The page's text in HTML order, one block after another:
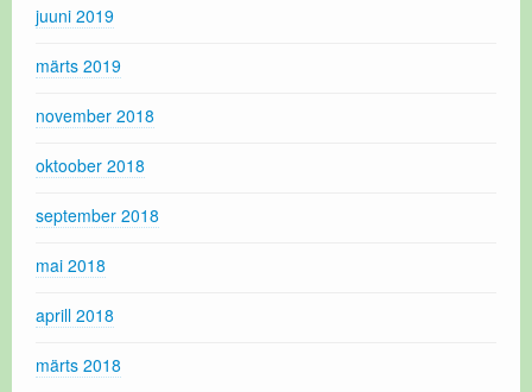
juuni 2019
märts 2019
november 2018
oktoober 2018
september 2018
mai 2018
aprill 2018
märts 2018